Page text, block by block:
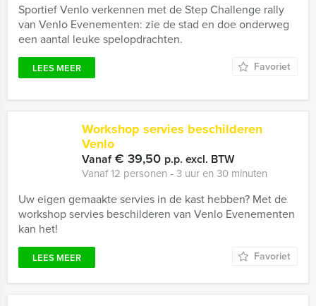
Sportief Venlo verkennen met de Step Challenge rally
van Venlo Evenementen: zie de stad en doe onderweg
een aantal leuke spelopdrachten.
LEES MEER Favoriet
Workshop servies beschilderen
Venlo
Vanaf€ 39,50 p.p. excl. BTW
Vanaf 12 personen ‐ 3 uur en 30 minuten
Uw eigen gemaakte servies in de kast hebben? Met de
workshop servies beschilderen van Venlo Evenementen
kan het!
LEES MEER Favoriet